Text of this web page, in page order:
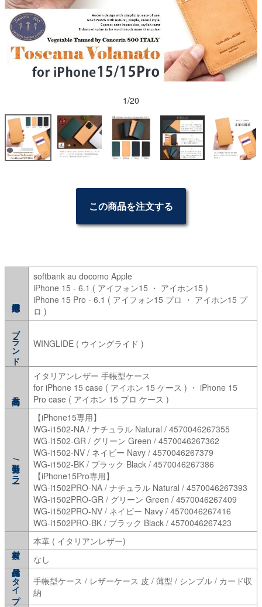
1/20
この商品を注文する
softbank au docomo Apple
iPhone 15 - 6.1 ( アイフォン15 ・ アイホン15 )
iPhone 15 Pro - 6.1 ( アイフォン15 プロ ・ アイホン15 プ
ロ )
ブランド WINGLIDE ( ウイングライド )
イタリアンレザー 手帳型ケース
for iPhone 15 case ( アイホン 15 ケース ) ・ iPhone 15
Pro case ( アイホン 15 プロ ケース )
型番/カラー
【iPhone15専用】
WG-i1502-NA / ナチュラル Natural / 4570046267355
WG-i1502-GR / グリーン Green / 4570046267362
WG-i1502-NV / ネイビー Navy / 4570046267379
WG-i1502-BK / ブラック Black / 4570046267386
【iPhone15Pro専用】
WG-i1502PRO-NA / ナチュラル Natural / 4570046267393
WG-i1502PRO-GR / グリーン Green / 4570046267409
WG-i1502PRO-NV / ネイビー Navy / 4570046267416
WG-i1502PRO-BK / ブラック Black / 4570046267423
本革 ( イタリアンレザー)
なし
タイプ
手帳型ケース / レザーケース 皮 / 薄型 / シンプル / カード収
納